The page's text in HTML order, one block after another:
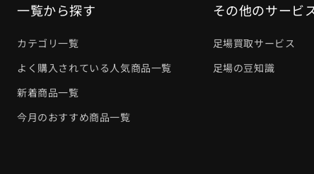
一覧から探す
カテゴリ一覧
よく購入されている人気商品一覧
新着商品一覧
今月のおすすめ商品一覧
その他のサービ
足場買取サービス
足場の豆知識